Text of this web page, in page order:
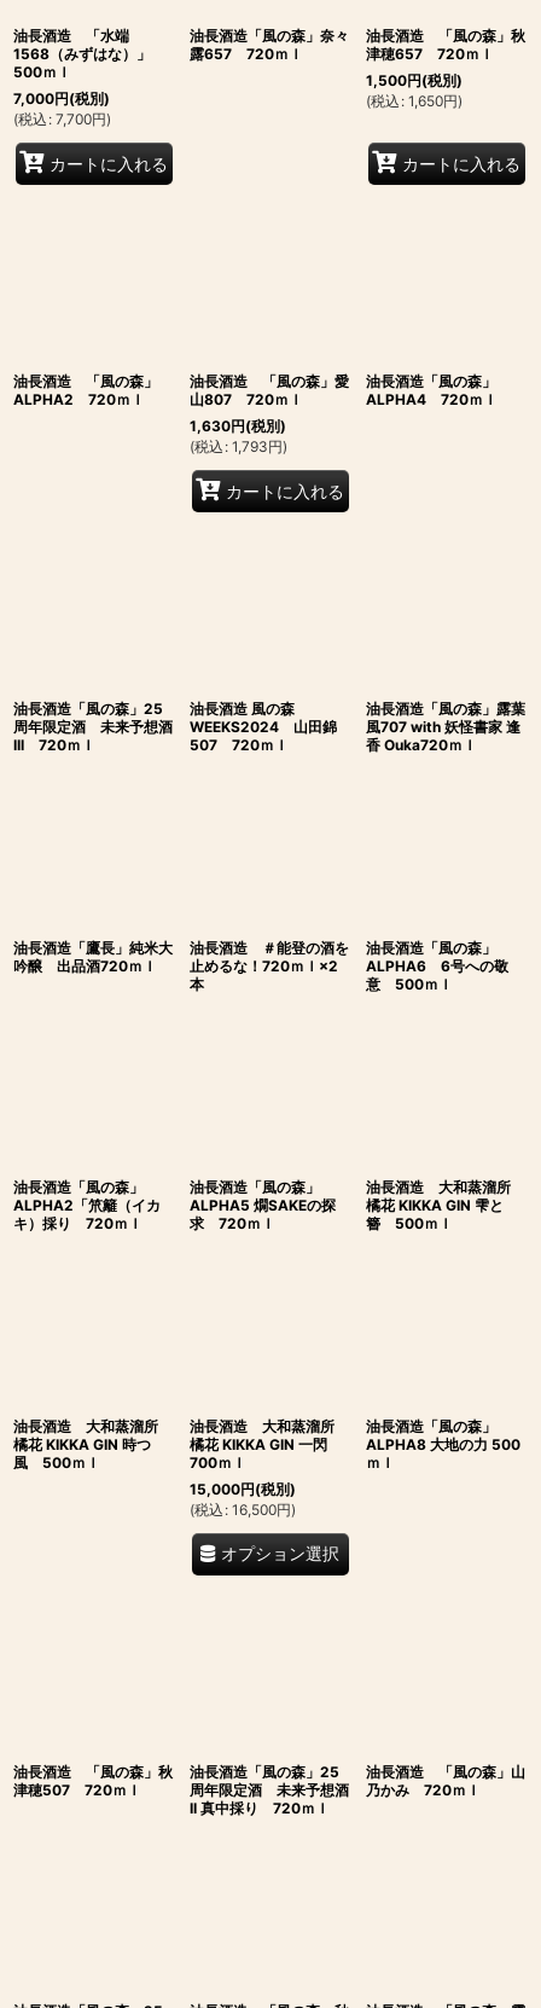
油長酒造 「水端
1568（みずはな）」
500ｍｌ
7,000円(税別)
(税込 : 7,700円)
カートに入れる
油長酒造「風の森」奈々
露657 720ｍｌ
油長酒造 「風の森」秋
津穂657 720ｍｌ
1,500円(税別)
(税込 : 1,650円)
カートに入れる
油長酒造 「風の森」
ALPHA2 720ｍｌ
油長酒造 「風の森」愛
山807 720ｍｌ
1,630円(税別)
(税込 : 1,793円)
カートに入れる
油長酒造「風の森」
ALPHA4 720ｍｌ
油長酒造「風の森」25
周年限定酒 未来予想酒
III 720ｍｌ
油長酒造 風の森
WEEKS2024 山田錦
507 720ｍｌ
油長酒造「風の森」露葉
風707 with 妖怪書家 逢
香 Ouka720ｍｌ
油長酒造「鷹長」純米大
吟醸 出品酒720ｍｌ
油長酒造 ＃能登の酒を
止めるな！720ｍｌ×2
本
油長酒造「風の森」
ALPHA6 6号への敬
意 500ｍｌ
油長酒造「風の森」
ALPHA2「笊籬（イカ
キ）採り 720ｍｌ
油長酒造「風の森」
ALPHA5 燗SAKEの探
求 720ｍｌ
油長酒造 大和蒸溜所
橘花 KIKKA GIN 雫と
簪 500ｍｌ
油長酒造 大和蒸溜所
橘花 KIKKA GIN 時つ
風 500ｍｌ
油長酒造 大和蒸溜所
橘花 KIKKA GIN 一閃
700ｍｌ
15,000円(税別)
(税込 : 16,500円)
オプション選択
油長酒造「風の森」
ALPHA8 大地の力 500
ｍｌ
油長酒造 「風の森」秋
津穂507 720ｍｌ
油長酒造「風の森」25
周年限定酒 未来予想酒
II 真中採り 720ｍｌ
油長酒造 「風の森」山
乃かみ 720ｍｌ